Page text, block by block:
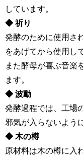
しています。
◆ 祈り
発酵のために使用さ
をあげてから使用し
また酵母が喜ぶ音楽
ます。
◆ 波動
発酵過程では、工場
邪気が入らないよう
◆ 木の樽
原材料は木の樽に入